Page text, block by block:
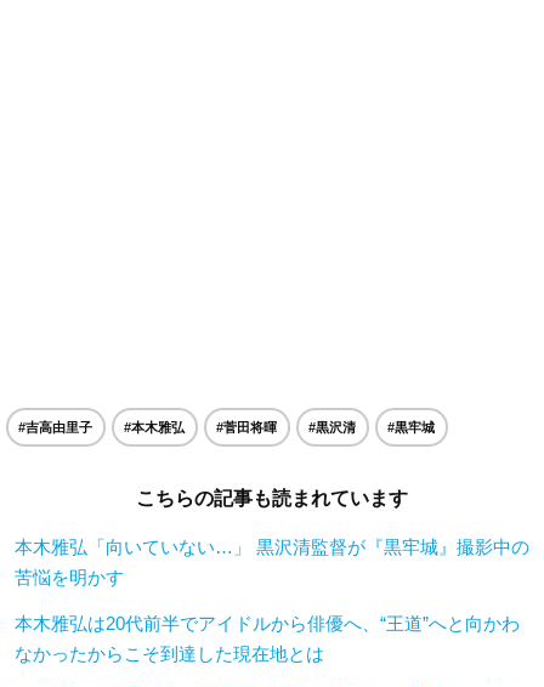
#吉高由里子 #本木雅弘 #菅田将暉 #黒沢清 #黒牢城
こちらの記事も読まれています
本木雅弘「向いていない…」 黒沢清監督が『黒牢城』撮影中の
苦悩を明かす
本木雅弘は20代前半でアイドルから俳優へ、“王道”へと向かわ
なかったからこそ到達した現在地とは